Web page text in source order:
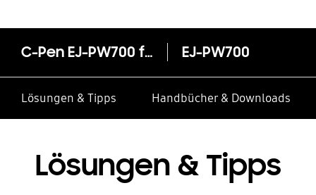
C-Pen EJ-PW700 für TabPro S EJ-PW700
Lösungen & Tipps Handbücher & Downloads
Lösungen & Tipps